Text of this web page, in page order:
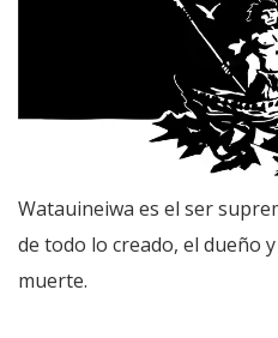
Watauineiwa es el ser
de todo lo creado, el dueño
muerte.